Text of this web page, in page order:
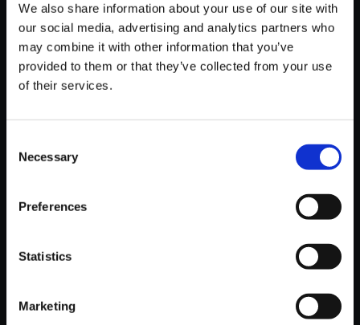
We also share information about your use of our site with
our social media, advertising and analytics partners who
may combine it with other information that you’ve
provided to them or that they’ve collected from your use
of their services.
Selection
Necessary
Preferences
Statistics
Marketing
【単曲】モンスターハンター3
（tri-） オリジナル・サウンドト
ラック 切れない絆／闘技場
おすすめ商品